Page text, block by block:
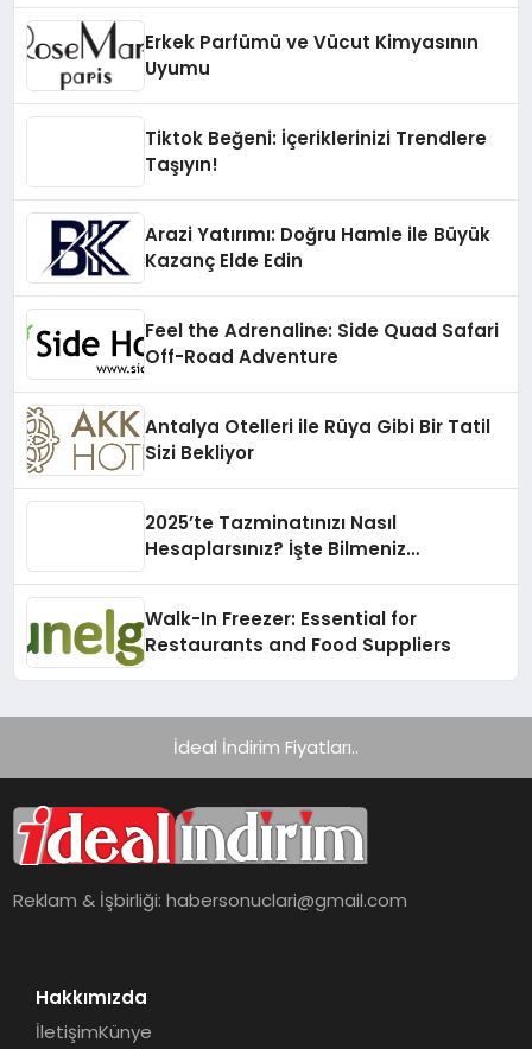
Erkek Parfümü ve Vücut Kimyasının
Uyumu
Tiktok Beğeni: İçeriklerinizi Trendlere
Taşıyın!
Arazi Yatırımı: Doğru Hamle ile Büyük
Kazanç Elde Edin
Feel the Adrenaline: Side Quad Safari
Off-Road Adventure
Antalya Otelleri ile Rüya Gibi Bir Tatil
Sizi Bekliyor
2025’te Tazminatınızı Nasıl
Hesaplarsınız? İşte Bilmeniz
Walk-In Freezer: Essential for
Restaurants and Food Suppliers
İdeal İndirim Fiyatları..
Reklam & İşbirliği:habersonuclari@gmail.com
Hakkımızda
İletişimKünye